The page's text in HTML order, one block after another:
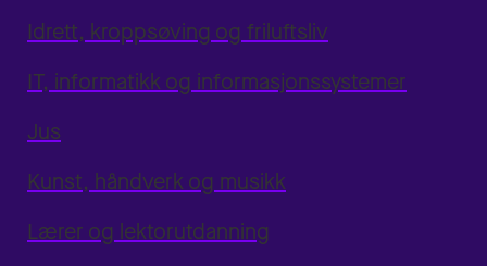
Idrett, kroppsøving og friluftsliv
IT, informatikk og informasjonssystemer
Jus
Kunst, håndverk og musikk
Lærer og lektorutdanning